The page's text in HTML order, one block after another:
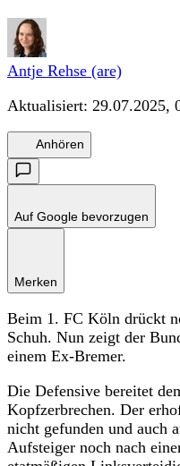
Antje Rehse (are)
Aktualisiert: 29.07.2025,
Anhören
Auf Google bevorzugen
Merken
Beim 1. FC Köln drückt
Schuh. Nun zeigt der
einem Ex-Bremer.
Die Defensive bereitet
Kopfzerbrechen. Der
nicht gefunden und auch
Aufsteiger noch nach